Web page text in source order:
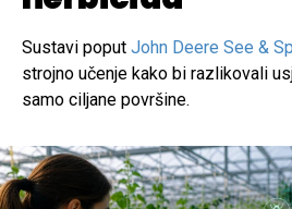
Sustavi poput John Deere See &
strojno učenje kako bi razlikovali
samo ciljane površine.